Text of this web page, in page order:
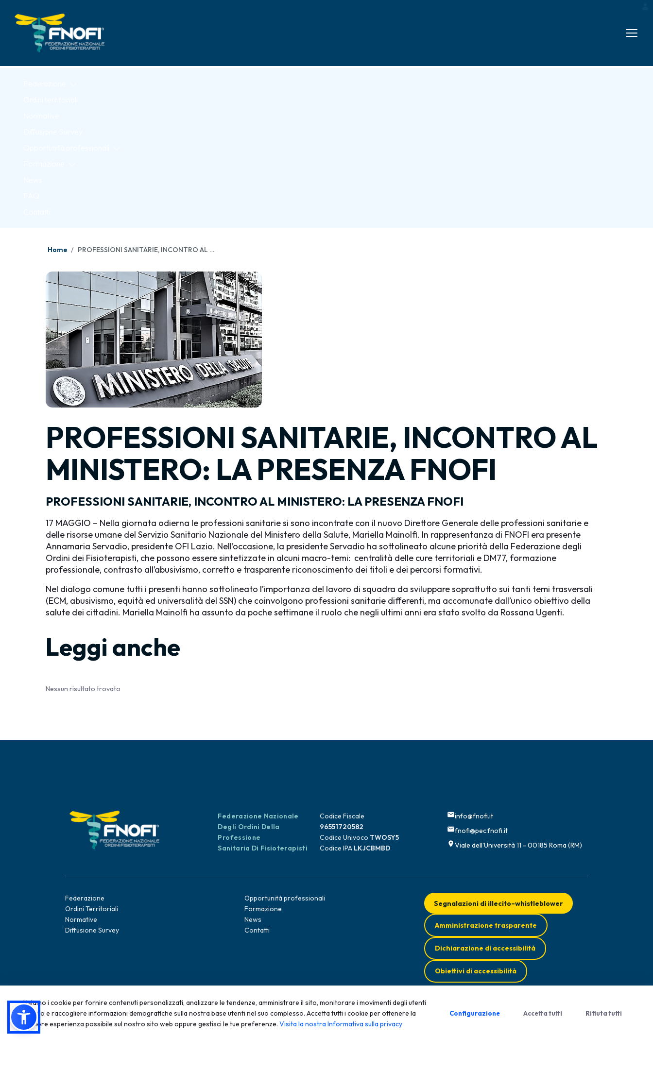
Home PROFESSIONI SANITARIE, INCONTRO AL MINISTERO: LA PRESENZA FNOFI
PROFESSIONI SANITARIE, INCONTRO AL
MINISTERO: LA PRESENZA FNOFI
PROFESSIONI SANITARIE, INCONTRO AL MINISTERO: LA PRESENZA FNOFI
17 MAGGIO – Nella giornata odierna le professioni sanitarie si sono incontrate con il nuovo Direttore Generale delle professioni sanitarie e
delle risorse umane del Servizio Sanitario Nazionale del Ministero della Salute, Mariella Mainolfi. In rappresentanza di FNOFI era presente
Annamaria Servadio, presidente OFI Lazio. Nell’occasione, la presidente Servadio ha sottolineato alcune priorità della Federazione degli
Ordini dei Fisioterapisti, che possono essere sintetizzate in alcuni macro-temi: centralità delle cure territoriali e DM77, formazione
professionale, contrasto all’abusivismo, corretto e trasparente riconoscimento dei titoli e dei percorsi formativi.
Nel dialogo comune tutti i presenti hanno sottolineato l’importanza del lavoro di squadra da sviluppare soprattutto sui tanti temi trasversali
(ECM, abusivismo, equità ed universalità del SSN) che coinvolgono professioni sanitarie differenti, ma accomunate dall’unico obiettivo della
salute dei cittadini. Mariella Mainolfi ha assunto da poche settimane il ruolo che negli ultimi anni era stato svolto da Rossana Ugenti.
Leggi anche
Nessun risultato trovato
Federazione Nazionale
Degli Ordini Della
Professione
Sanitaria Di Fisioterapisti
Codice Fiscale
96551720582
Codice Univoco TWOSY5
Codice IPA LKJCBMBD
info@fnofi.it
fnofi@pec.fnofi.it
Viale dell'Università 11 - 00185 Roma (RM)
Federazione
Ordini Territoriali
Normative
Diffusione Survey
Opportunità professionali
Formazione
News
Contatti
Segnalazioni di illecito–whistleblower
Amministrazione trasparente
Dichiarazione di accessibilità
Obiettivi di accessibilità
2025 - Tutti i diritti sono riservati; qualsiasi riproduzione, anche parziale, senza autorizzazione scritta è
vietata
Usiamo i cookie per fornire contenuti personalizzati, analizzare le tendenze, amministrare il sito, monitorare i movimenti degli utenti
sul sito e raccogliere informazioni demografiche sulla nostra base utenti nel suo complesso. Accetta tutti i cookie per ottenere la
migliore esperienza possibile sul nostro sito web oppure gestisci le tue preferenze. Visita la nostra Informativa sulla privacy
Configurazione Accetta tutti Rifiuta tutti